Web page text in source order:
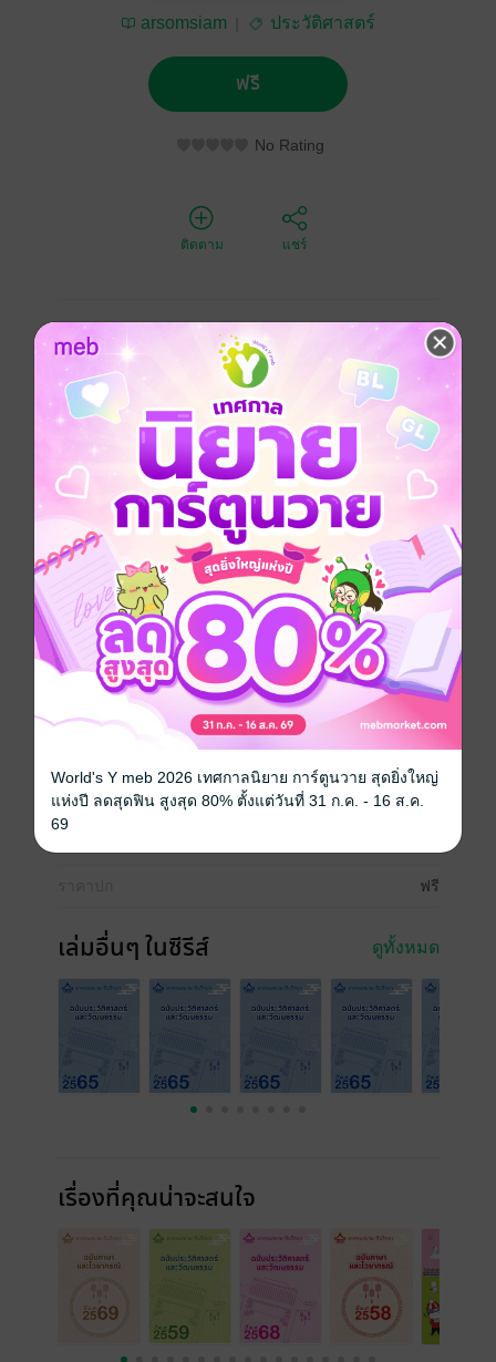
arsomsiam ประวัติศาสตร์
ฟรี
No Rating
ติดตาม แชร์
"จดหมายข่าวอาศรมสยาม-จีนวิทยา จัดทำโดยหน่วยงาน
อาศรมสยาม-จีนวิทยา ซึ่งอยู่ภายใต้ สมาคมปัญญาภิวัฒน์
บริษัท ซีพี ออลล์ จำกัด (มหาชน) มุ่งนำเสนอสาระความรู้
ด้านจีนศึกษา รวมทั้งความคิดปรัชญา ภาษา
ประวัติศาสตร์ และศิลปวัฒนธรรมในแขนงต่างๆ เป็นดั่ง
สื่อกลางในการเผยแพร่ข้อมูลที่ผ่านการค้นคว้าและ
รวบรวมมาอย่างดี เพื่อให้ผู้อ่านได้รับความรู้ที่ถูกต้องและ
เป็นประโยชน์
จดหมายข่าวฉบับนี้ถือเป็นกลไกสำคัญในการส่งเสริม
ความเข้าใจอันลึกซึ้งเกี่ยวกับจีน และเปิดมุมมองใหม่ๆ ให้
แก่ผู้อ่าน "
ประวัติศาสตร์
จดหมายข่าว อาศรมสยาม-จีนวิทยา ฉบับประวัติศาสตร์
และวัฒนธรรม 2565
วันที่วางขาย 05 กรกฎาคม 2568
ฟรี
เล่มอื่นๆ ในซีรีส์ ดูทั้งหมด
เรื่องที่คุณน่าจะสนใจ
World's Y meb 2026 เทศกาลนิยาย การ์ตูนวาย สุดยิ่งใหญ่
แห่งปี ลดสุดฟิน สูงสุด 80% ตั้งแต่วันที่ 31 ก.ค. - 16 ส.ค.
69